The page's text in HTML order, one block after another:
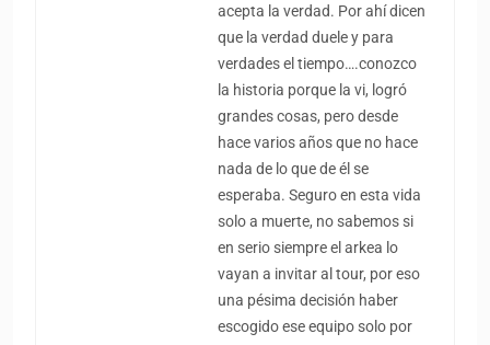
acepta la verdad. Por ahí dicen
que la verdad duele y para
verdades el tiempo….conozco
la historia porque la vi, logró
grandes cosas, pero desde
hace varios años que no hace
nada de lo que de él se
esperaba. Seguro en esta vida
solo a muerte, no sabemos si
en serio siempre el arkea lo
vayan a invitar al tour, por eso
una pésima decisión haber
escogido ese equipo solo por